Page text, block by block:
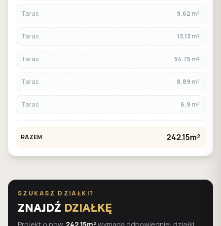
Taras 9.62 m²
Taras 13.13 m²
Taras 54.75 m²
Taras 8.89 m²
Taras 6.9 m²
RAZEM 242.15m²
SZUKASZ DZIAŁKI?
ZNAJDŹ DZIAŁKĘ